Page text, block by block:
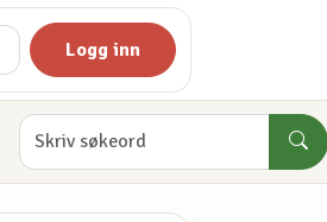
Logg inn